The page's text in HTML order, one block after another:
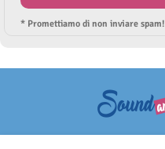
* Promettiamo di non inviare spam!